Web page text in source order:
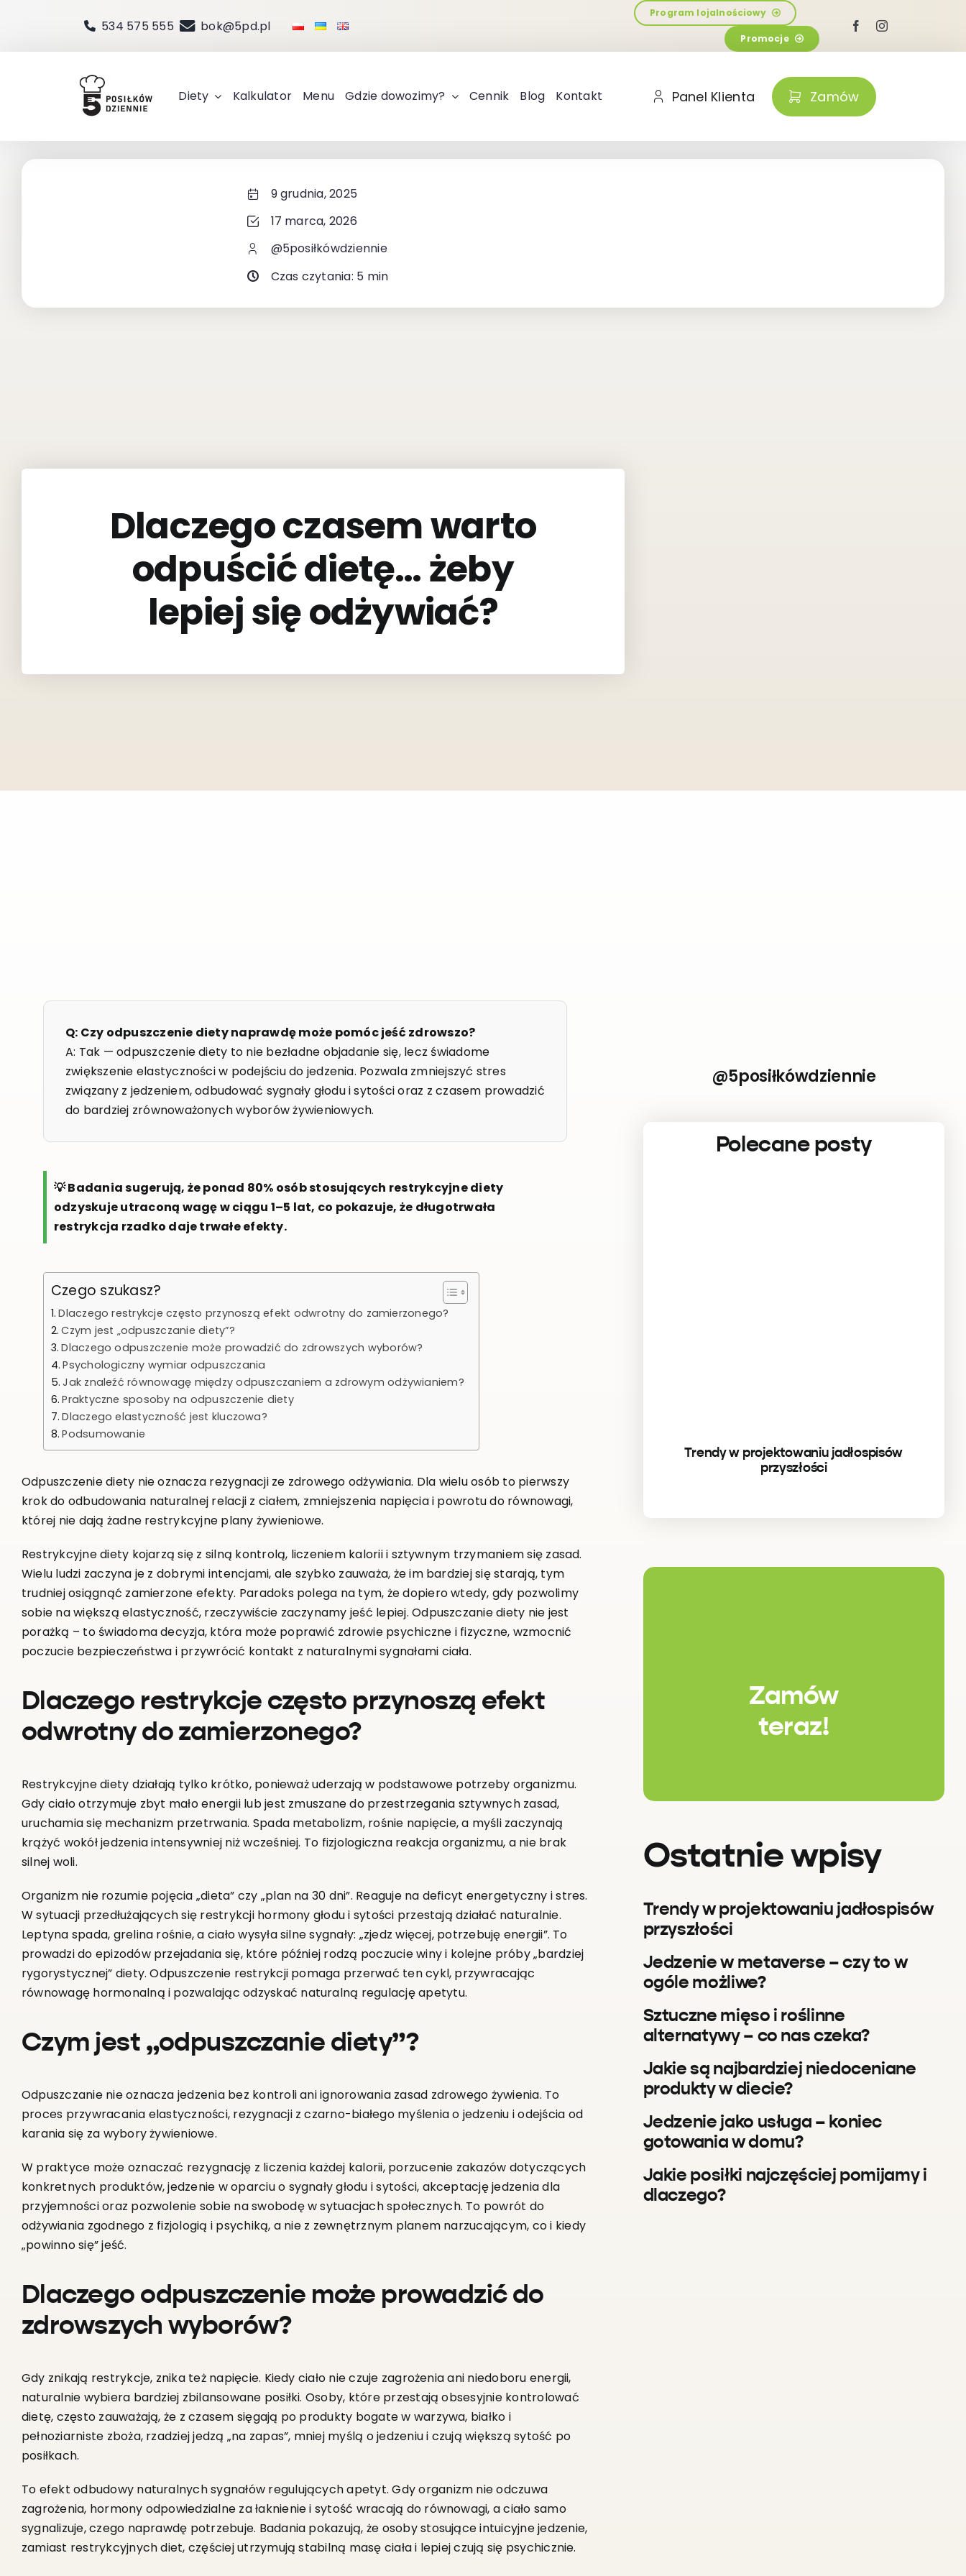
zawartości
534 575 555 bok@5pd.pl
Program lojalnościowy
Promocje
Diety Kalkulator Menu Gdzie dowozimy? Cennik Blog Kontakt Panel Klienta Zamów
9 grudnia, 2025
17 marca, 2026
@5posiłkówdziennie
Czas czytania: 5 min
Dlaczego czasem warto
odpuścić dietę… żeby
lepiej się odżywiać?
@5posiłkówdziennie
Polecane posty
Trendy w projektowaniu jadłospisów
przyszłości
Q: Czy odpuszczenie diety naprawdę może pomóc jeść zdrowszo?
A: Tak — odpuszczenie diety to nie bezładne objadanie się, lecz świadome
zwiększenie elastyczności w podejściu do jedzenia. Pozwala zmniejszyć stres
związany z jedzeniem, odbudować sygnały głodu i sytości oraz z czasem prowadzić
do bardziej zrównoważonych wyborów żywieniowych.
💡 Badania sugerują, że ponad 80% osób stosujących restrykcyjne diety
odzyskuje utraconą wagę w ciągu 1–5 lat, co pokazuje, że długotrwała
restrykcja rzadko daje trwałe efekty.
Czego szukasz?
Dlaczego restrykcje często przynoszą efekt odwrotny do zamierzonego?
Czym jest „odpuszczanie diety”?
Dlaczego odpuszczenie może prowadzić do zdrowszych wyborów?
Psychologiczny wymiar odpuszczania
Jak znaleźć równowagę między odpuszczaniem a zdrowym odżywianiem?
Praktyczne sposoby na odpuszczenie diety
Dlaczego elastyczność jest kluczowa?
Podsumowanie
Odpuszczenie diety nie oznacza rezygnacji ze zdrowego odżywiania. Dla wielu osób to pierwszy
krok do odbudowania naturalnej relacji z ciałem, zmniejszenia napięcia i powrotu do równowagi,
której nie dają żadne restrykcyjne plany żywieniowe.
Restrykcyjne diety kojarzą się z silną kontrolą, liczeniem kalorii i sztywnym trzymaniem się zasad.
Wielu ludzi zaczyna je z dobrymi intencjami, ale szybko zauważa, że im bardziej się starają, tym
trudniej osiągnąć zamierzone efekty. Paradoks polega na tym, że dopiero wtedy, gdy pozwolimy
sobie na większą elastyczność, rzeczywiście zaczynamy jeść lepiej. Odpuszczanie diety nie jest
porażką – to świadoma decyzja, która może poprawić zdrowie psychiczne i fizyczne, wzmocnić
poczucie bezpieczeństwa i przywrócić kontakt z naturalnymi sygnałami ciała.
Dlaczego restrykcje często przynoszą efekt
odwrotny do zamierzonego?
Restrykcyjne diety działają tylko krótko, ponieważ uderzają w podstawowe potrzeby organizmu.
Gdy ciało otrzymuje zbyt mało energii lub jest zmuszane do przestrzegania sztywnych zasad,
uruchamia się mechanizm przetrwania. Spada metabolizm, rośnie napięcie, a myśli zaczynają
krążyć wokół jedzenia intensywniej niż wcześniej. To fizjologiczna reakcja organizmu, a nie brak
silnej woli.
Organizm nie rozumie pojęcia „dieta” czy „plan na 30 dni”. Reaguje na deficyt energetyczny i stres.
W sytuacji przedłużających się restrykcji hormony głodu i sytości przestają działać naturalnie.
Leptyna spada, grelina rośnie, a ciało wysyła silne sygnały: „zjedz więcej, potrzebuję energii”. To
prowadzi do epizodów przejadania się, które później rodzą poczucie winy i kolejne próby „bardziej
rygorystycznej” diety. Odpuszczenie restrykcji pomaga przerwać ten cykl, przywracając
równowagę hormonalną i pozwalając odzyskać naturalną regulację apetytu.
Czym jest „odpuszczanie diety”?
Odpuszczanie nie oznacza jedzenia bez kontroli ani ignorowania zasad zdrowego żywienia. To
proces przywracania elastyczności, rezygnacji z czarno-białego myślenia o jedzeniu i odejścia od
karania się za wybory żywieniowe.
W praktyce może oznaczać rezygnację z liczenia każdej kalorii, porzucenie zakazów dotyczących
konkretnych produktów, jedzenie w oparciu o sygnały głodu i sytości, akceptację jedzenia dla
przyjemności oraz pozwolenie sobie na swobodę w sytuacjach społecznych. To powrót do
odżywiania zgodnego z fizjologią i psychiką, a nie z zewnętrznym planem narzucającym, co i kiedy
„powinno się” jeść.
Dlaczego odpuszczenie może prowadzić do
zdrowszych wyborów?
Gdy znikają restrykcje, znika też napięcie. Kiedy ciało nie czuje zagrożenia ani niedoboru energii,
naturalnie wybiera bardziej zbilansowane posiłki. Osoby, które przestają obsesyjnie kontrolować
dietę, często zauważają, że z czasem sięgają po produkty bogate w warzywa, białko i
pełnoziarniste zboża, rzadziej jedzą „na zapas”, mniej myślą o jedzeniu i czują większą sytość po
posiłkach.
To efekt odbudowy naturalnych sygnałów regulujących apetyt. Gdy organizm nie odczuwa
zagrożenia, hormony odpowiedzialne za łaknienie i sytość wracają do równowagi, a ciało samo
sygnalizuje, czego naprawdę potrzebuje. Badania pokazują, że osoby stosujące intuicyjne jedzenie,
zamiast restrykcyjnych diet, częściej utrzymują stabilną masę ciała i lepiej czują się psychicznie.
Zamów
teraz!
Ostatnie wpisy
Trendy w projektowaniu jadłospisów
przyszłości
Jedzenie w metaverse – czy to w
ogóle możliwe?
Sztuczne mięso i roślinne
alternatywy – co nas czeka?
Jakie są najbardziej niedoceniane
produkty w diecie?
Jedzenie jako usługa – koniec
gotowania w domu?
Jakie posiłki najczęściej pomijamy i
dlaczego?